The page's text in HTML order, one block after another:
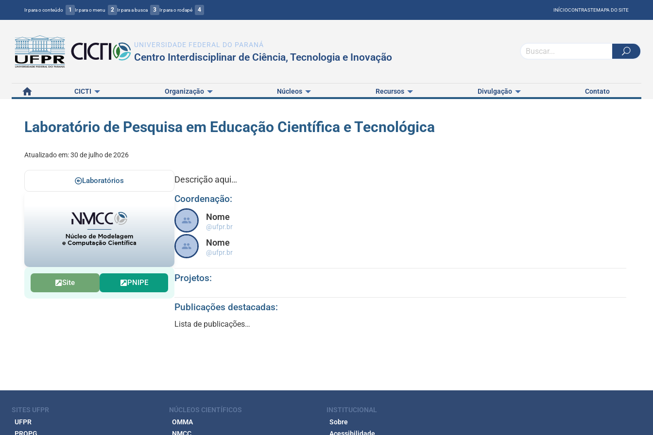
Ir para o conteúdo 1 Ir para o menu 2 Ir para a busca 3 Ir para o rodapé 4 INÍCIOCONTRASTEMAPA DO SITE
UNIVERSIDADE FEDERAL DO PARANÁ
Centro Interdisciplinar de Ciência, Tecnologia e Inovação
Home CICTI Organização Núcleos Recursos Divulgação Contato
Laboratório de Pesquisa em Educação Científica e Tecnológica
Atualizado em:30 de julho de 2026
Laboratórios
Site PNIPE
Descrição aqui…
Coordenação:
Nome
@ufpr.br
Nome
@ufpr.br
Projetos:
Publicações destacadas:
Lista de publicações…
SITES UFPR
UFPR
NÚCLEOS CIENTÍFICOS
OMMA
INSTITUCIONAL
Sobre